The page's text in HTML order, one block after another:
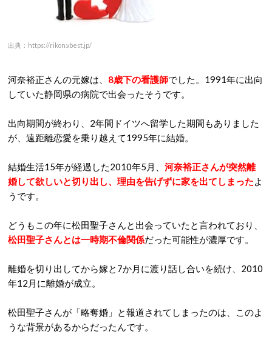
出典：https://rikon.vbest.jp/
河奈裕正さんの元嫁は、 8歳下の看護師でした。1991年に出向
していた静岡県の病院で出会ったそうです。
出向期間が終わり、2年間ドイツへ留学した期間もありました
が、遠距離恋愛を乗り越えて1995年に結婚。
結婚生活15年が経過した2010年5月、 河奈裕正さんが突然離
婚して欲しいと切り出し、理由を告げずに家を出てしまったよ
うです。
どうもこの年に松田聖子さんと出会っていたと言われており、
松田聖子さんとは一時期不倫関係だった可能性が濃厚です。
離婚を切り出してから嫁と7か月に渡り話し合いを続け、2010
年12月に離婚が成立。
松田聖子さんが「略奪婚」と報道されてしまったのは、このよ
うな背景があるからだったんです。